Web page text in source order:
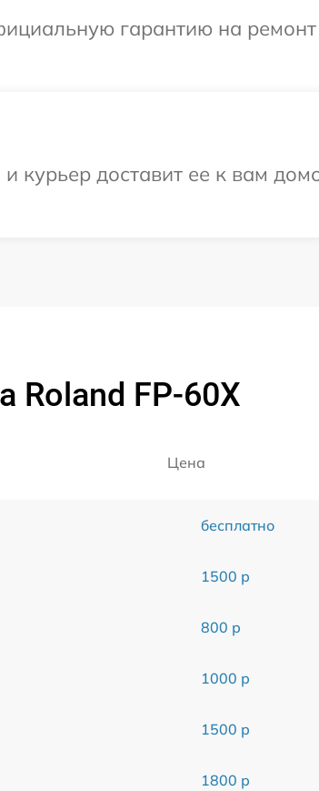
гарантию на ремонт
курьер доставит ее к вам
Roland FP-60X
Цена
бесплатно
1500 р
800 р
1000 р
1500 р
1800 р